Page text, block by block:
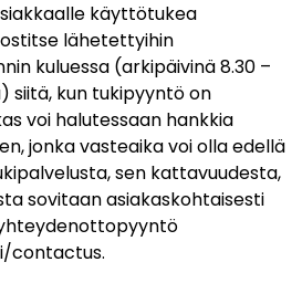
käyttötukea
lähetettyihin
kuluessa (arkipäivinä 8.30 –
siitä, kun tukipyyntö on
voi halutessaan hankkia
jonka vasteaika voi olla edellä
sen kattavuudesta,
sovitaan asiakaskohtaisesti
contactus.